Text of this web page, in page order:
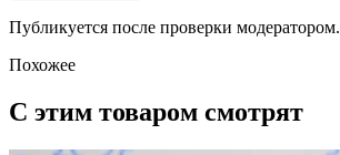
Публикуется после проверки модератором.
Похожее
С этим товаром смотрят